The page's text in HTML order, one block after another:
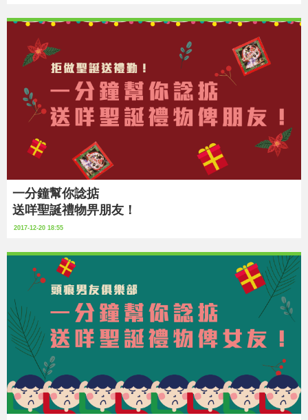
一分鐘幫你諗掂
送咩聖誕禮物畀朋友！
2017-12-20 18:55